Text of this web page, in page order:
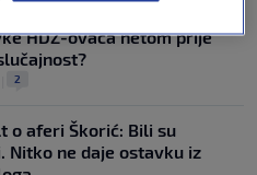
HDZ-ovaca netom prije
2
o aferi Škorić: Bili su
Nitko ne daje ostavku iz